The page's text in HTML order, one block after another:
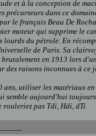
et à la conception de
précurseurs dans ce
le français Beau De
moteur qui supprime le
du pétrole. En
de Paris. Sa
en 1913 lors
des raisons inconnues à ce
utiliser les matériaux
semble aujourd'hui
rouleriez pas Tdi, Hdi, dTi.